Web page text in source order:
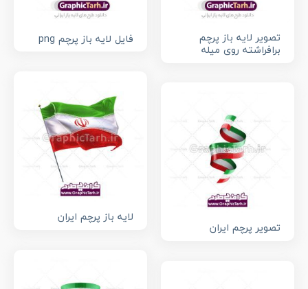
تصویر لایه باز پرچم
برافراشته روی میله
فایل لایه باز پرچم png
لایه باز پرچم ایران
تصویر پرچم ایران